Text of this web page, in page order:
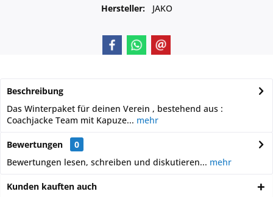
Hersteller:
JAKO
Beschreibung
Das Winterpaket für deinen Verein , bestehend aus :
Coachjacke Team mit Kapuze... mehr
Bewertungen
0
Bewertungen lesen, schreiben und diskutieren... mehr
Kunden kauften auch